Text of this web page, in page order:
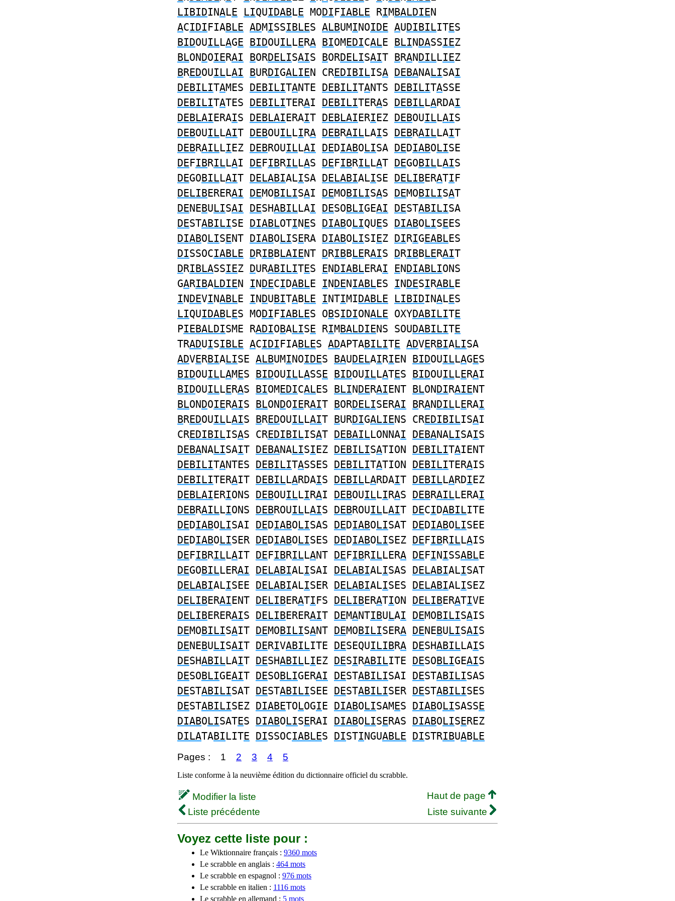
LIBIDINALE LIQUIDABLE MODIFIABLE RIMBALDIEN
ACIDIFIABLE ADMISSIBLES ALBUMINOIDE AUDIBILITES
BIDOUILLAGE BIDOUILLERA BIOMEDICALE BLINDASSIEZ
BLONDOIERAI BORDELISAIS BORDELISAIT BRANDILLIEZ
BREDOUILLAI BURDIGALIEN CREDIBILISA DEBANALISAI
DEBILITAMES DEBILITANTE DEBILITANTS DEBILITASSE
DEBILITATES DEBILITERAI DEBILITERAS DEBILLARDAI
DEBLAIERAIS DEBLAIERAIT DEBLAIERIEZ DEBOUILLAIS
DEBOUILLAIT DEBOUILLIRA DEBRAILLAIS DEBRAILLAIT
DEBRAILLIEZ DEBROUILLAI DEDIABOLISA DEDIABOLISE
DEFIBRILLAI DEFIBRILLAS DEFIBRILLAT DEGOBILLAIS
DEGOBILLAIT DELABIALISA DELABIALISE DELIBERATIF
DELIBERERAI DEMOBILISAI DEMOBILISAS DEMOBILISAT
DENEBULISAI DESHABILLAI DESOBLIGEAI DESTABILISA
DESTABILISE DIABLOTINES DIABOLIQUES DIABOLISEES
DIABOLISENT DIABOLISERA DIABOLISIEZ DIRIGEABLES
DISSOCIABLE DRIBBLAIENT DRIBBLERAIS DRIBBLERAIT
DRIBLASSIEZ DURABILITES ENDIABLERAI ENDIABLIONS
GARIBALDIEN INDECIDABLE INDENIABLES INDESIRABLE
INDEVINABLE INDUBITABLE INTIMIDABLE LIBIDINALES
LIQUIDABLES MODIFIABLES OBSIDIONALE OXYDABILITE
PIEBALDISME RADIOBALISE RIMBALDIENS SOUDABILITE
TRADUISIBLE ACIDIFIABLES ADAPTABILITE ADVERBIALISA
ADVERBIALISE ALBUMINOIDES BAUDELAIRIEN BIDOUILLAGES
BIDOUILLAMES BIDOUILLASSE BIDOUILLATES BIDOUILLERAI
BIDOUILLERAS BIOMEDICALES BLINDERAIENT BLONDIRAIENT
BLONDOIERAIS BLONDOIERAIT BORDELISERAI BRANDILLERAI
BREDOUILLAIS BREDOUILLAIT BURDIGALIENS CREDIBILISAI
CREDIBILISAS CREDIBILISAT DEBAILLONNAI DEBANALISAIS
DEBANALISAIT DEBANALISIEZ DEBILISATION DEBILITAIENT
DEBILITANTES DEBILITASSES DEBILITATION DEBILITERAIS
DEBILITERAIT DEBILLARDAIS DEBILLARDAIT DEBILLARDIEZ
DEBLAIERIONS DEBOUILLIRAI DEBOUILLIRAS DEBRAILLERAI
DEBRAILLIONS DEBROUILLAIS DEBROUILLAIT DECIDABILITE
DEDIABOLISAI DEDIABOLISAS DEDIABOLISAT DEDIABOLISEE
DEDIABOLISER DEDIABOLISES DEDIABOLISEZ DEFIBRILLAIS
DEFIBRILLAIT DEFIBRILLANT DEFIBRILLERA DEFINISSABLE
DEGOBILLERAI DELABIALISAI DELABIALISAS DELABIALISAT
DELABIALISEE DELABIALISER DELABIALISES DELABIALISEZ
DELIBERAIENT DELIBERATIFS DELIBERATION DELIBERATIVE
DELIBERERAIS DELIBERERAIT DEMANTIBULAI DEMOBILISAIS
DEMOBILISAIT DEMOBILISANT DEMOBILISERA DENEBULISAIS
DENEBULISAIT DERIVABILITE DESEQUILIBRA DESHABILLAIS
DESHABILLAIT DESHABILLIEZ DESIRABILITE DESOBLIGEAIS
DESOBLIGEAIT DESOBLIGERAI DESTABILISAI DESTABILISAS
DESTABILISAT DESTABILISEE DESTABILISER DESTABILISES
DESTABILISEZ DIABETOLOGIE DIABOLISAMES DIABOLISASSE
DIABOLISATES DIABOLISERAI DIABOLISERAS DIABOLISEREZ
DILATABILITE DISSOCIABLES DISTINGUABLE DISTRIBUABLE
Pages : 1 2 3 4 5
Liste conforme à la neuvième édition du dictionnaire officiel du scrabble.
Modifier la liste
Haut de page
Liste précédente
Liste suivante
Voyez cette liste pour :
Le Wiktionnaire français : 9360 mots
Le scrabble en anglais : 464 mots
Le scrabble en espagnol : 976 mots
Le scrabble en italien : 1116 mots
Le scrabble en allemand : 5 mots